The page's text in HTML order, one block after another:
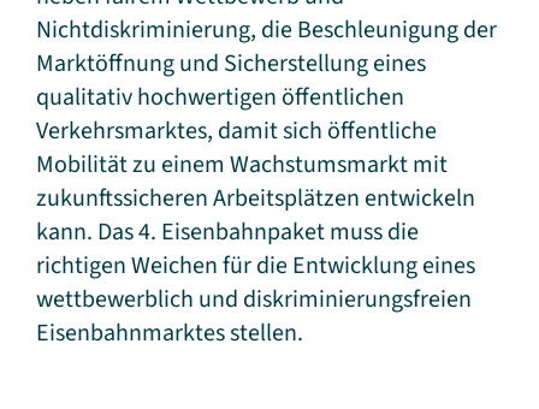
Nichtdiskriminierung, die Beschleunigung der
Marktöffnung und Sicherstellung eines
qualitativ hochwertigen öffentlichen
Verkehrsmarktes, damit sich öffentliche
Mobilität zu einem Wachstumsmarkt mit
zukunftssicheren Arbeitsplätzen entwickeln
kann. Das 4. Eisenbahnpaket muss die
richtigen Weichen für die Entwicklung eines
wettbewerblich und diskriminierungsfreien
Eisenbahnmarktes stellen.